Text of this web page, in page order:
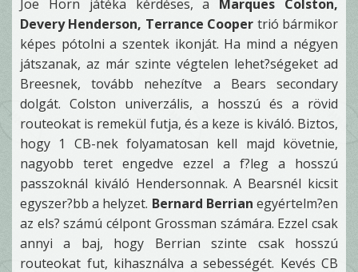
Joe Horn játéka kérdéses, a Marques Colston,
Devery Henderson, Terrance Cooper trió bármikor
képes pótolni a szentek ikonját. Ha mind a négyen
játszanak, az már szinte végtelen lehet?ségeket ad
Breesnek, tovább nehezítve a Bears secondary
dolgát. Colston univerzális, a hosszú és a rövid
routeokat is remekül futja, és a keze is kiváló. Biztos,
hogy 1 CB-nek folyamatosan kell majd követnie,
nagyobb teret engedve ezzel a f?leg a hosszú
passzoknál kiváló Hendersonnak. A Bearsnél kicsit
egyszer?bb a helyzet. Bernard Berrian egyértelm?en
az els? számú célpont Grossman számára. Ezzel csak
annyi a baj, hogy Berrian szinte csak hosszú
routeokat fut, kihasználva a sebességét. Kevés CB